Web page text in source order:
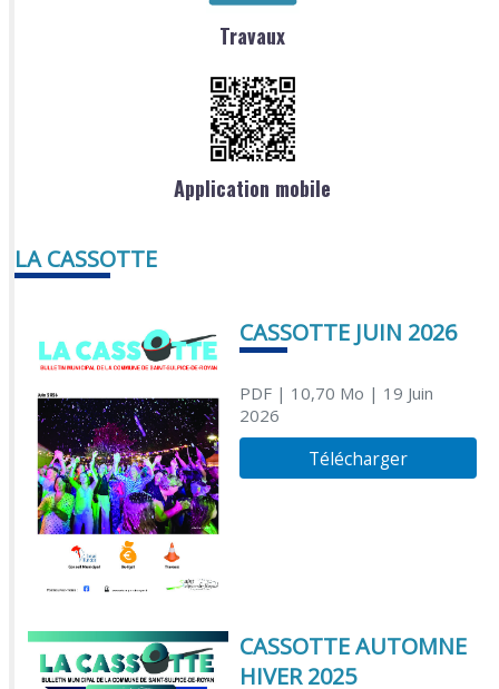
Travaux
Application mobile
LA CASSOTTE
CASSOTTE JUIN 2026
PDF| 10,70 Mo | 19 Juin
2026
Télécharger
CASSOTTE AUTOMNE
HIVER 2025